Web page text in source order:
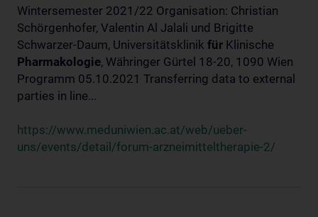
Wintersemester 2021/22 Organisation: Christian
Schörgenhofer, Valentin Al Jalali und Brigitte
Schwarzer-Daum, Universitätsklinik für Klinische
Pharmakologie, Währinger Gürtel 18-20, 1090 Wien
Programm 05.10.2021 Transferring data to external
parties in line...
https://www.meduniwien.ac.at/web/ueber-
uns/events/detail/forum-arzneimitteltherapie-2/